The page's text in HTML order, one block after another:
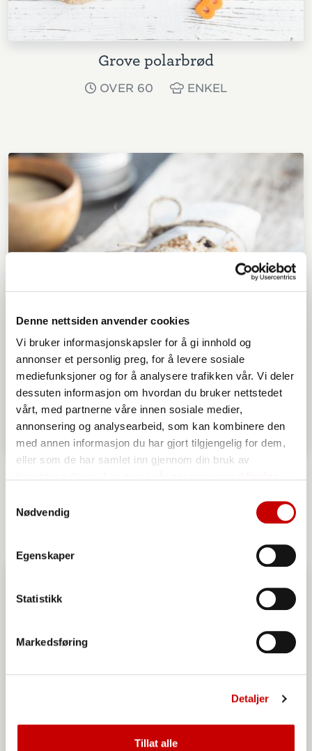
Denne nettsiden anvender cookies
Vi bruker informasjonskapsler for å gi innhold og
annonser et personlig preg, for å levere sosiale
mediefunksjoner og for å analysere trafikken vår. Vi deler
dessuten informasjon om hvordan du bruker nettstedet
vårt, med partnerne våre innen sosiale medier,
annonsering og analysearbeid, som kan kombinere den
med annen informasjon du har gjort tilgjengelig for dem,
eller som de har samlet inn gjennom din bruk av
Nødvendig
Egenskaper
Statistikk
Markedsføring
Detaljer
Tillat alle
Grove polarbrød
OVER 60 ENKEL
Grove müslibriks